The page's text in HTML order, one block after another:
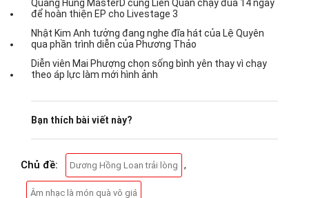
Quang Hùng MasterD cùng Liên Quân chạy đua 14 ngày
để hoàn thiện EP cho Livestage 3
Nhật Kim Anh tưởng đang nghe đĩa hát của Lệ Quyên
qua phần trình diễn của Phương Thảo
Diễn viên Mai Phượng chọn sống bình yên thay vì chạy
theo áp lực làm mới hình ảnh
Bạn thích bài viết này?
Chủ đề: Dương Hồng Loan trải lòng ,
Âm nhạc là món quà vô giá